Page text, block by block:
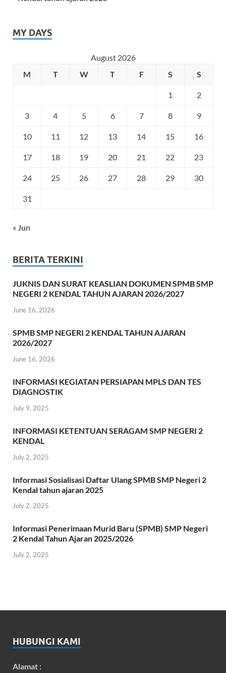
MY DAYS
August 2026
M
T W T F S S
1 2
3 4 5 6 7 8 9
10 11 12 13 14 15 16
17 18 19 20 21 22 23
24 25 26 27 28 29 30
31
« Jun
BERITA TERKINI
JUKNIS DAN SURAT KEASLIAN DOKUMEN SPMB SMP
NEGERI 2 KENDAL TAHUN AJARAN 2026/2027
June 16, 2026
SPMB SMP NEGERI 2 KENDAL TAHUN AJARAN
2026/2027
June 16, 2026
INFORMASI KEGIATAN PERSIAPAN MPLS DAN TES
DIAGNOSTIK
July 9, 2025
INFORMASI KETENTUAN SERAGAM SMP NEGERI 2
KENDAL
July 2, 2025
Informasi Sosialisasi Daftar Ulang SPMB SMP Negeri 2
Kendal tahun ajaran 2025
July 2, 2025
Informasi Penerimaan Murid Baru (SPMB) SMP Negeri
2 Kendal Tahun Ajaran 2025/2026
July 2, 2025
HUBUNGI KAMI
Alamat :